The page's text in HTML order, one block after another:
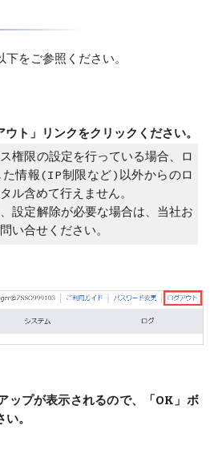
をご参照ください。
ト」リンクをクリックください。
権限の設定を行っている場合、ロ
た情報(IP制限など)以外からのロ
ル含めて行えません。
設定解除が必要な場合は、当社お
い合せください。
ップが表示されるので、「OK」ボ
。